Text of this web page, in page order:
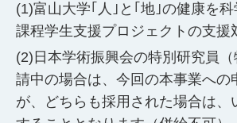
富山大学｢人｣と｢地｣の健康を
課程学生支援プロジェクトの支援
日本学術振興会の特別研究員
請中の場合は、今回の本事業への
が、どちらも採用された場合は、